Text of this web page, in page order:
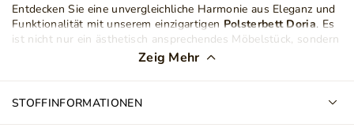
Lattenrost im Set Ja
Schlafbereich
Entdecken Sie eine unvergleichliche Harmonie aus Eleganz und
Funktionalität mit unserem einzigartigen Polsterbett Doria. Es
ist nicht nur ein ästhetisch ansprechendes Möbelstück, sondern
ein wahrer Mittelpunkt für Komfort und Bequemlichkeit in
Ihrem Schlafzimmer. Der massive
große Sockel ruht, garantiert nicht nur Stabilität, sondern auch
Langlebigkeit für jahrelangen Gebrauch.
Doppelbett Doriawurde sorgfältig aus hochwertigen
Zeig Mehr
STOFFINFORMATIONEN